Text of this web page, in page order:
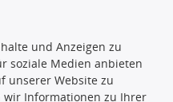
und Anzeigen zu
soziale Medien anbieten
unserer Website zu
wir Informationen zu Ihrer